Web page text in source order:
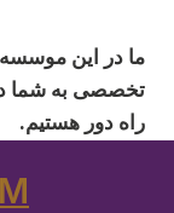
ما در این
تخصصی به شما
راه دور هستیم.